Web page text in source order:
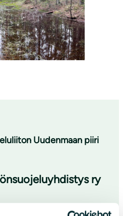
Uudenmaan piiri
ry